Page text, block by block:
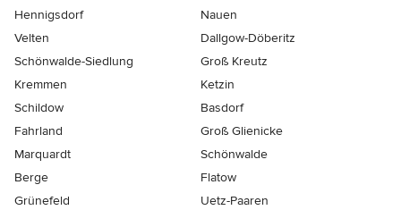
Hennigsdorf
Nauen
Velten
Dallgow-Döberitz
Schönwalde-Siedlung
Groß Kreutz
Kremmen
Ketzin
Schildow
Basdorf
Fahrland
Groß Glienicke
Marquardt
Schönwalde
Berge
Flatow
Grünefeld
Uetz-Paaren